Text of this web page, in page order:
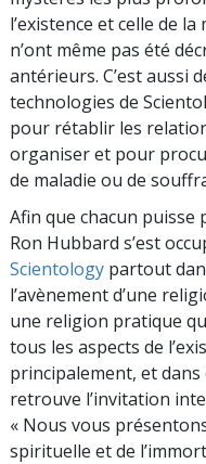
l’existence et celle de
n’ont même pas été
antérieurs. C’est aussi
technologies de
pour rétablir les
organiser et pour
de maladie ou de
Afin que chacun puisse
Ron Hubbard s’est
Scientology partout
l’avènement d’une
une religion pratique
tous les aspects de
principalement, et dans
retrouve l’invitation
« Nous vous
spirituelle et de